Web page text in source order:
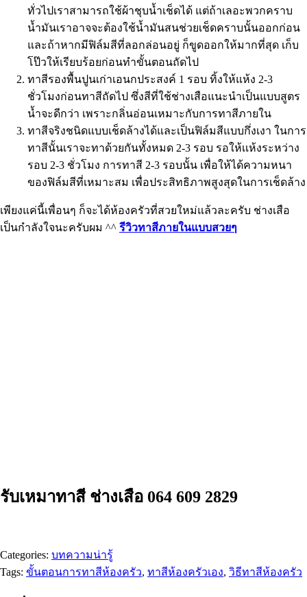
ทั่วไปเราสามารถใช้ผ้าชุบน้ำเช็ดได้ แต่ถ้าเลอะพวกคราบ
น้ำมันเราอาจจะต้องใช้น้ำมันสนช่วยเช็ดคราบนั้นออกก่อน
และถ้าหากมีฟิล์มสีที่ลอกล่อนอยู่ ก็ขูดออกให้มากที่สุด เก็บ
โป๊วให้เรียบร้อยก่อนทำขั้นตอนถัดไป
ทาสีรองพื้นปูนเก่าเอนกประสงค์ 1 รอบ ทิ้งให้แห้ง 2-3
ชั่วโมงก่อนทาสีถัดไป ซึ่งสีที่ใช้ช่างเสือแนะนำเป็นแบบสูตร
น้ำจะดีกว่า เพราะกลิ่นอ่อนเหมาะกับการทาสีภายใน
ทาสีจริงชนิดแบบเช็ดล้างได้และเป็นฟิล์มสีแบบกึ่งเงา ในการ
ทาสีนั้นเราจะทาด้วยกันทั้งหมด 2-3 รอบ รอให้เเห้งระหว่าง
รอบ 2-3 ชั่วโมง การทาสี 2-3 รอบนั้น เพื่อให้ได้ความหนา
ของฟิล์มสีที่เหมาะสม เพื่อประสิทธิภาพสูงสุดในการเช็ดล้าง
เพียงแค่นี้เพื่อนๆ ก็จะได้ห้องครัวที่สวยใหม่แล้วละครับ ช่างเสือ
เป็นกำลังใจนะครับผม ^^ รีวิวทาสีภายในแบบสวยๆ
รับเหมาทาสี ช่างเสือ 064 609 2829
Categories: บทความน่ารู้
Tags: ขั้นตอนการทาสีห้องครัว, ทาสีห้องครัวเอง, วิธีทาสีห้องครัว